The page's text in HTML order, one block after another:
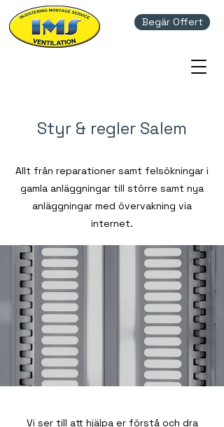
Begär Offert
Styr & regler Salem
Allt från reparationer samt felsökningar i
gamla anläggningar till större samt nya
anläggningar med övervakning via
internet.
Vi ser till att hjälpa er förstå och dra